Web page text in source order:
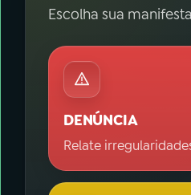
Escolha sua
DENÚNCIA
Relate